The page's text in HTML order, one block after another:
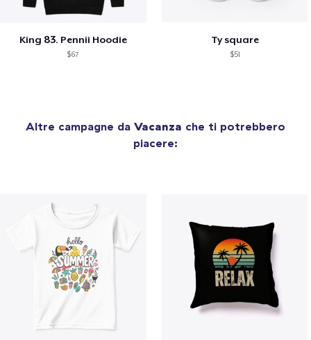
King 83. Pennii Hoodie
$67
Ty square
$51
Altre campagne da Vacanza che ti potrebbero
piacere: